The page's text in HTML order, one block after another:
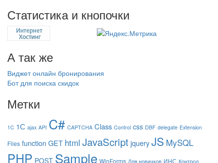
Статистика и кнопочки
А так же
Виджет онлайн бронирования
Бот для поиска скидок
Метки
1C 1С ajax API C# CAPTCHA Class Control css DBF delegate Extension
Files function GET html JavaScriptjqueryJS MySQL
PHP POST Sample WinForms Для новичков ИНС Контрол